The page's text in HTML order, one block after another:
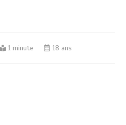
1 minute 18 ans